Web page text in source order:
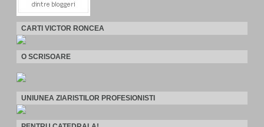
CARTI VICTOR RONCEA
O SCRISOARE
UNIUNEA ZIARISTILOR PROFESIONISTI